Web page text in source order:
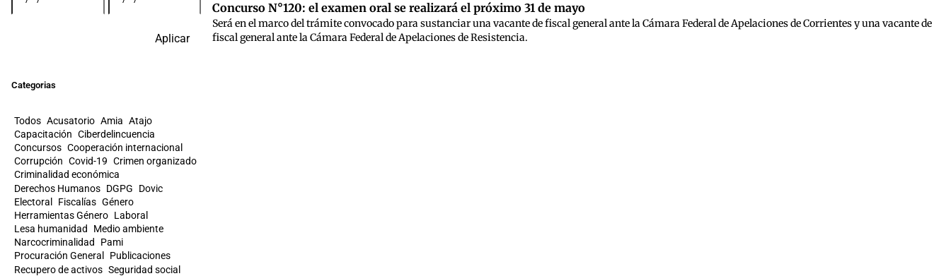
Aplicar
Categorias
Todos Acusatorio Amia Atajo
Capacitación Ciberdelincuencia
Concursos Cooperación internacional
Corrupción Covid-19 Crimen organizado
Criminalidad económica
Derechos Humanos DGPG
Dovic
Electoral
Fiscalías Género
Herramientas Género Laboral
Lesa humanidad
Medio ambiente
Narcocriminalidad
Pami
Procuración General
Publicaciones
Recupero de activos Seguridad social
Concurso N°120: el examen oral se realizará el próximo 31 de mayo
Será en el marco del trámite convocado para sustanciar una vacante de fiscal general ante la Cámara Federal de Apelaciones de Corrientes y una vacante de
fiscal general ante la Cámara Federal de Apelaciones de Resistencia.